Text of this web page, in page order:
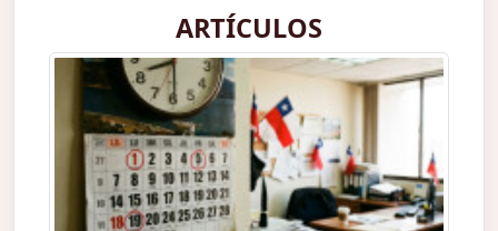
ARTÍCULOS